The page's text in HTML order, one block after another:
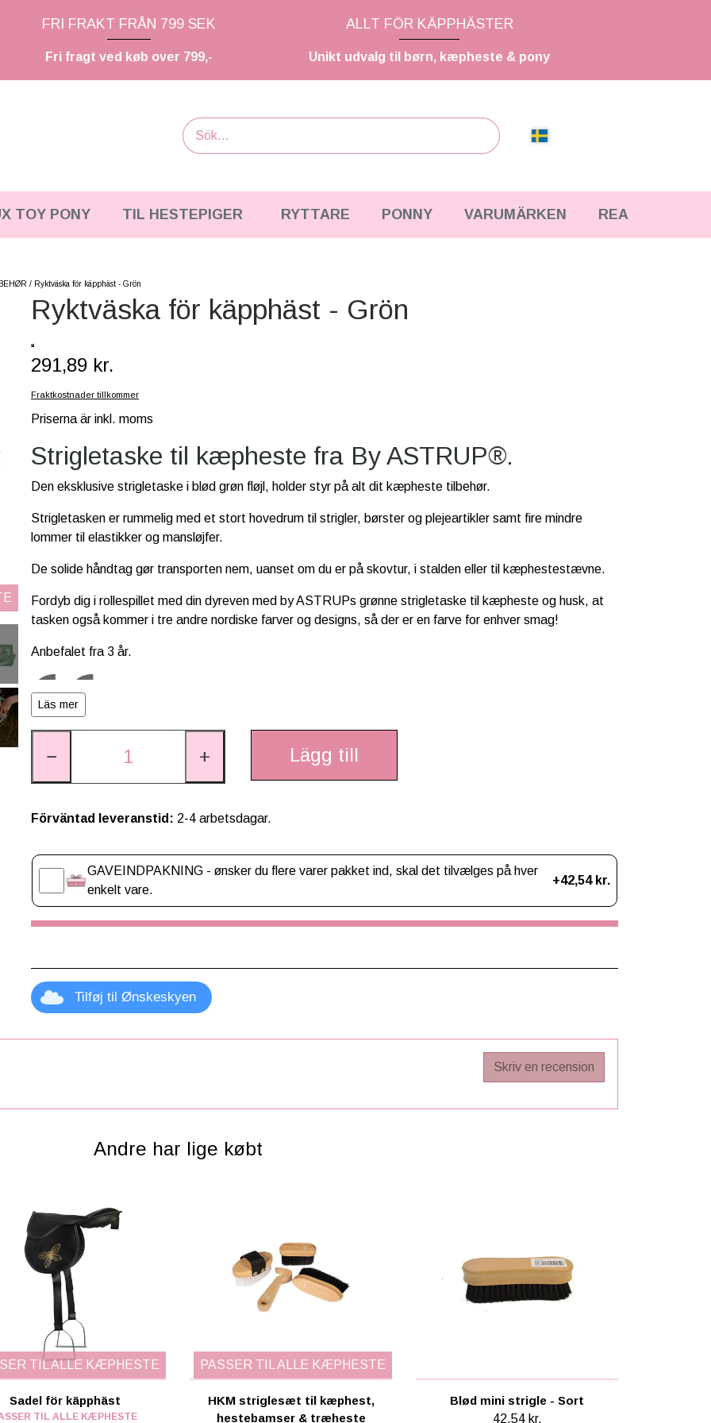
FRI FRAKT FRÅN 799 SEK
Fri fragt ved køb over 799,-
ALLT FÖR KÄPPHÄSTER
Unikt udvalg til børn, kæpheste & pony
TOY PONY TIL HESTEPIGER RYTTARE PONNY VARUMÄRKEN REA
Ryktväska för käpphäst - Grön
Ryktväska för käpphäst - Grön
291,89 kr.
Fraktkostnader tillkommer
Priserna är inkl. moms
Strigletaske til kæpheste fra By ASTRUP®.
Den eksklusive strigletaske i blød grøn fløjl, holder styr på alt dit kæpheste tilbehør.
Strigletasken er rummelig med et stort hovedrum til strigler, børster og plejeartikler samt fire mindre
lommer til elastikker og mansløjfer.
De solide håndtag gør transporten nem, uanset om du er på skovtur, i stalden eller til kæphestestævne.
Fordyb dig i rollespillet med din dyreven med by ASTRUPs grønne strigletaske til kæpheste og husk, at
tasken også kommer i tre andre nordiske farver og designs, så der er en farve for enhver smag!
Anbefalet fra 3 år.
Läs mer
− + Lägg till
Förväntad leveranstid: 2-4 arbetsdagar.
GAVEINDPAKNING - ønsker du flere varer pakket ind, skal det tilvælges på hver
enkelt vare.
+42,54 kr.
Tilføj til Ønskeskyen
Skriv en recension
Andre har lige købt
TIL ALLE KÆPHESTE
Sadel för käpphäst
TIL ALLE KÆPHESTE
PASSER TIL ALLE KÆPHESTE
HKM striglesæt til kæphest,
hestebamser & træheste
Blød mini strigle - Sort
42,54 kr.